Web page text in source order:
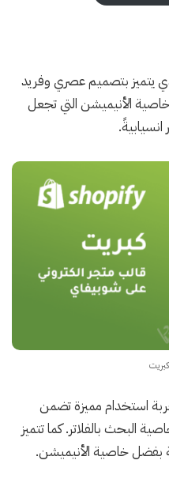
يتميز بتصميم عصري وفريد
الأنيميشن التي تجعل
استخدام مميزة تضمن
البحث بالفلاتر. كما تتميز
بفضل خاصية الأنيميشن.